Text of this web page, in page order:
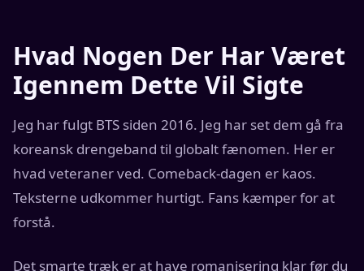
Hvad Nogen Der Har Været
Igennem Dette Vil Sigte
Jeg har fulgt BTS siden 2016. Jeg har set dem gå fra
koreansk drengeband til globalt fænomen. Her er
hvad veteraner ved. Comeback-dagen er kaos.
Teksterne udkommer hurtigt. Fans kæmper for at
forstå.
Det smarte træk er at have romanisering klar før du